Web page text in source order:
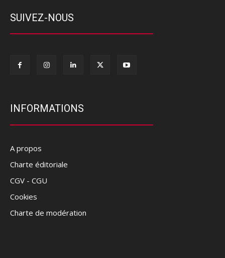
SUIVEZ-NOUS
INFORMATIONS
A propos
Charte éditoriale
CGV - CGU
Cookies
Charte de modération